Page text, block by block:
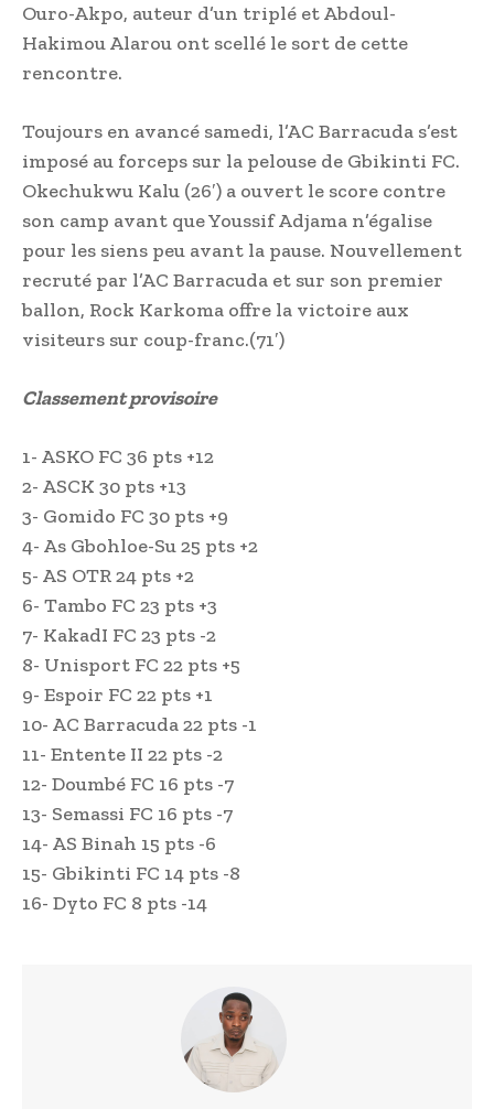
Ouro-Akpo, auteur d’un triplé et Abdoul-
Hakimou Alarou ont scellé le sort de cette
rencontre.
Toujours en avancé samedi, l’AC Barracuda s’est
imposé au forceps sur la pelouse de Gbikinti FC.
Okechukwu Kalu (26′) a ouvert le score contre
son camp avant que Youssif Adjama n’égalise
pour les siens peu avant la pause. Nouvellement
recruté par l’AC Barracuda et sur son premier
ballon, Rock Karkoma offre la victoire aux
visiteurs sur coup-franc.(71′)
Classement provisoire
1- ASKO FC 36 pts +12
2- ASCK 30 pts +13
3- Gomido FC 30 pts +9
4- As Gbohloe-Su 25 pts +2
5- AS OTR 24 pts +2
6- Tambo FC 23 pts +3
7- KakadI FC 23 pts -2
8- Unisport FC 22 pts +5
9- Espoir FC 22 pts +1
10- AC Barracuda 22 pts -1
11- Entente II 22 pts -2
12- Doumbé FC 16 pts -7
13- Semassi FC 16 pts -7
14- AS Binah 15 pts -6
15- Gbikinti FC 14 pts -8
16- Dyto FC 8 pts -14